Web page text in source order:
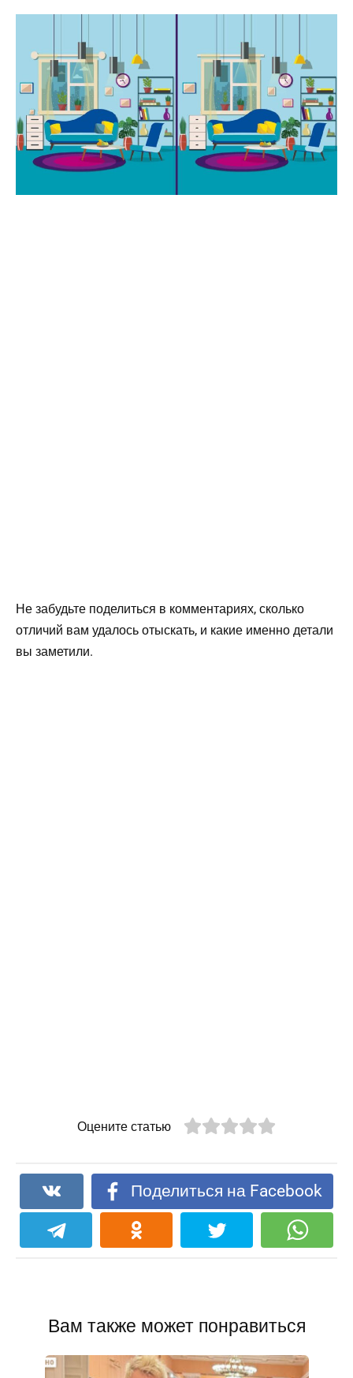
Не забудьте поделиться в комментариях, сколько
отличий вам удалось отыскать, и какие именно детали
вы заметили.
Оцените статью
Поделиться на Facebook
Вам также может понравиться